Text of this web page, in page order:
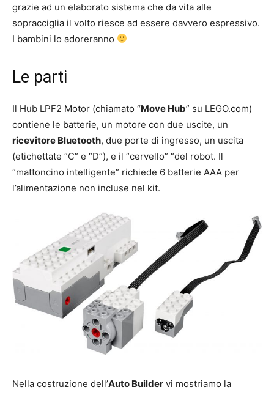
grazie ad un elaborato sistema che da vita alle
sopracciglia il volto riesce ad essere davvero espressivo.
I bambini lo adoreranno
Le parti
Il Hub LPF2 Motor (chiamato “Move Hub” su LEGO.com)
contiene le batterie, un motore con due uscite, un
ricevitore Bluetooth, due porte di ingresso, un uscita
(etichettate “C” e “D”), e il “cervello” “del robot. Il
“mattoncino intelligente” richiede 6 batterie AAA per
l’alimentazione non incluse nel kit.
Nella costruzione dell’Auto Builder vi mostriamo la